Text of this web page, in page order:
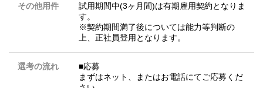
その他用件
試用期間中(3ヶ月間)は有期雇用契約となりま
す。
※契約期間満了後については能力等判断の
上、正社員登用となります。
選考の流れ
■応募
まずはネット、またはお電話にてご応募くだ